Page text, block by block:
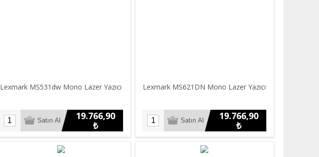
Lexmark MS531dw Mono Lazer Yazıcı
19.766,90
₺
Lexmark MS621DN Mono Lazer Yazıcı
19.766,90
₺